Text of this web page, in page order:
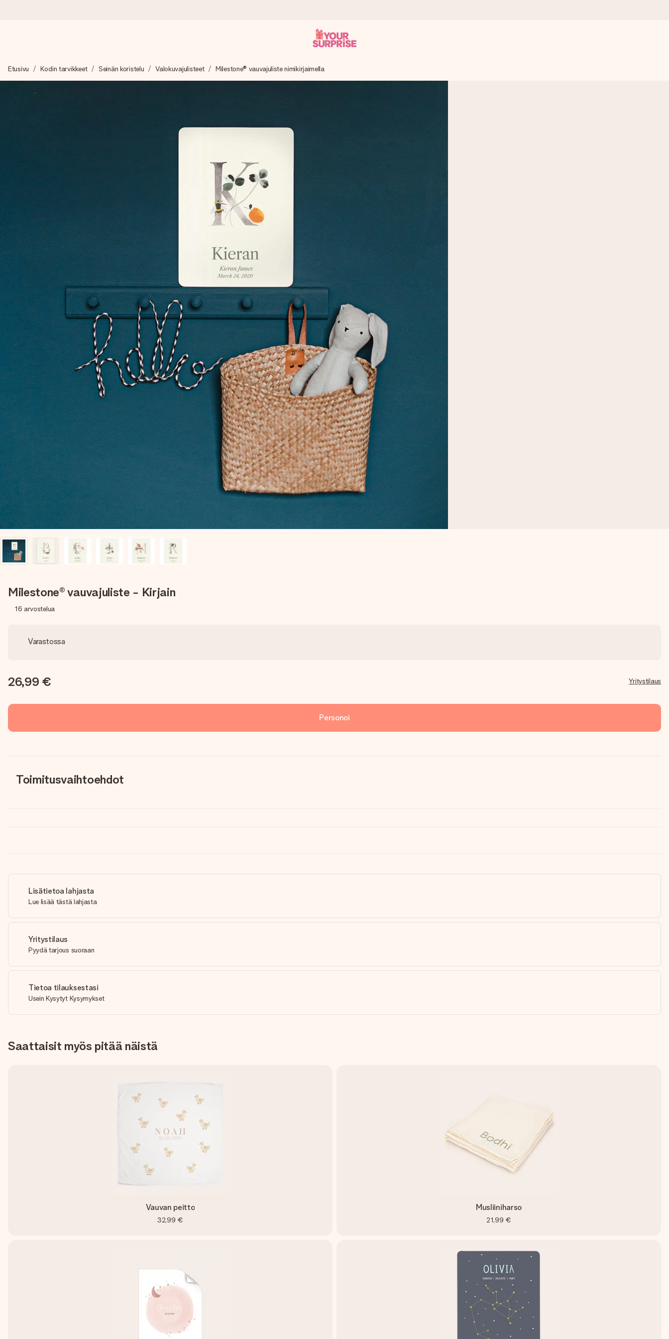
Valmistamme lahjasi huolella ja lähetämme sen hetkessä, jotta voit antaa sen juuri oikeaan aikaan, kun sillä on eniten
merkitystä.
Lahjamme inspiroivat. Asiakkaiden arvosana on 4,8 Google Reviewsissä.
Tilaa tänään – personoitu lahja valmistuu ja lähtee matkaan nopeammin kuin ehdit sanoa “yllätys!”
Etusivu Kodin tarvikkeet Seinän koristelu Valokuvajulisteet Milestone® vauvajuliste nimikirjaimella
Milestone® vauvajuliste - Kirjain
16 arvostelua
Varastossa
26,99 € Yritystilaus
Personoi
Toimitusvaihtoehdot
Lisätietoa lahjasta
Lue lisää tästä lahjasta
Yritystilaus
Pyydä tarjous suoraan
Tietoa tilauksestasi
Usein Kysytyt Kysymykset
Saattaisit myös pitää näistä
Vauvan peitto
32,99 €
Musliiniharso
21,99 €